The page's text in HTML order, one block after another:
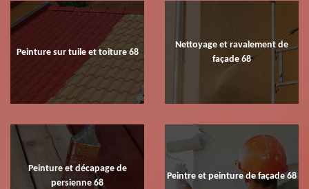
Peinture sur tuile et toiture 68
Nettoyage et ravalement de
façade 68
Peinture et décapage de
persienne 68
Peintre et peinture de façade 68